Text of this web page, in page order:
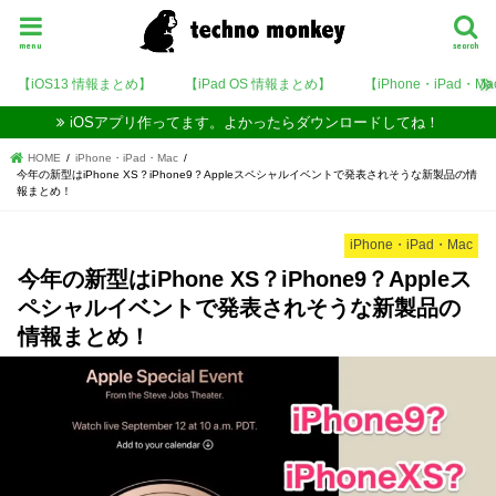
search
menu
【iOS13 情報まとめ】 【iPad OS 情報まとめ】 【iPhone・iPad・
iOSアプリ作ってます。よかったらダウンロードしてね！
HOME
iPhone・iPad・Mac
今年の新型はiPhone XS？iPhone9？Appleスペシャルイベントで発表されそうな新製品の情
報まとめ！
iPhone・iPad・Mac
今年の新型はiPhone XS？iPhone9？Appleス
ペシャルイベントで発表されそうな新製品の
情報まとめ！